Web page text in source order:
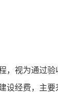
，视为通过